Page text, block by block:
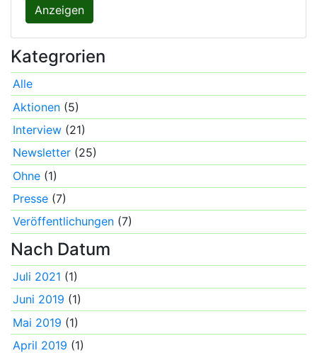
Anzeigen
Kategrorien
Alle
Aktionen (5)
Interview (21)
Newsletter (25)
Ohne (1)
Presse (7)
Veröffentlichungen (7)
Nach Datum
Juli 2021 (1)
Juni 2019 (1)
Mai 2019 (1)
April 2019 (1)